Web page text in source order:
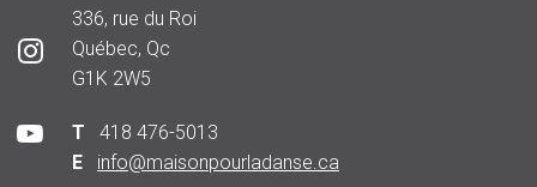
336, rue du Roi
Québec, Qc
G1K 2W5
T 418 476-5013
E
info@maisonpourladanse.ca